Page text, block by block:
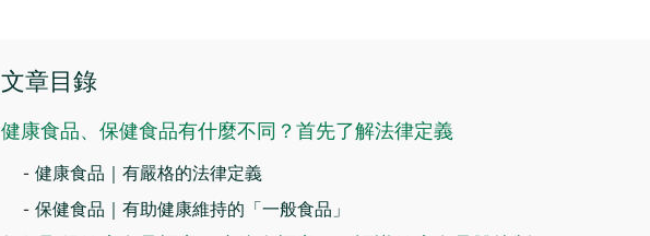
文章目錄
健康食品、保健食品有什麼不同？首先了解法律定義
- 健康食品｜有嚴格的法律定義
- 保健食品｜有助健康維持的「一般食品」